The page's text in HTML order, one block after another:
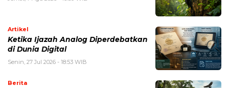
Artikel
Ketika Ijazah Analog Diperdebatkan
di Dunia Digital
Senin, 27 Jul 2026 - 18:53 WIB
Berita